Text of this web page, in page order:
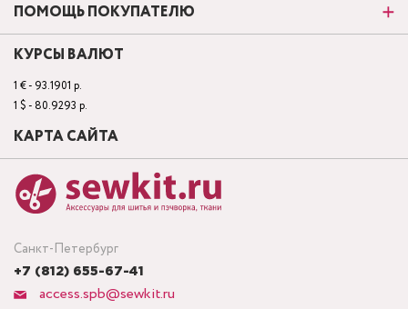
Санкт-Петербург
+7 (812) 655-67-41
access.spb@sewkit.ru
ПОМОЩЬ ПОКУПАТЕЛЮ
КУРСЫ ВАЛЮТ
1 € - 93.1901 р.
1 $ - 80.9293 р.
КАРТА САЙТА